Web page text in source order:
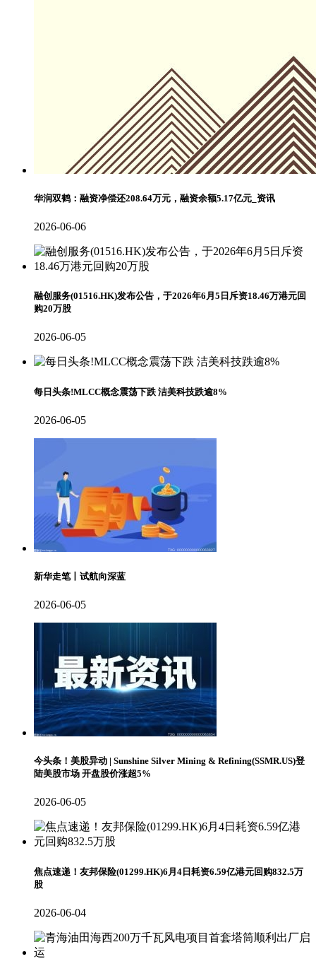
华润双鹤：融资净偿还208.64万元，融资余额5.17亿元_资讯
2026-06-06
融创服务(01516.HK)发布公告，于2026年6月5日斥资18.46万港元回
购20万股
2026-06-05
每日头条!MLCC概念震荡下跌 洁美科技跌逾8%
2026-06-05
新华走笔丨试航向深蓝
2026-06-05
今头条！美股异动 | Sunshine Silver Mining & Refining(SSMR.US)登
陆美股市场 开盘股价涨超5%
2026-06-05
焦点速递！友邦保险(01299.HK)6月4日耗资6.59亿港元回购832.5万
股
2026-06-04